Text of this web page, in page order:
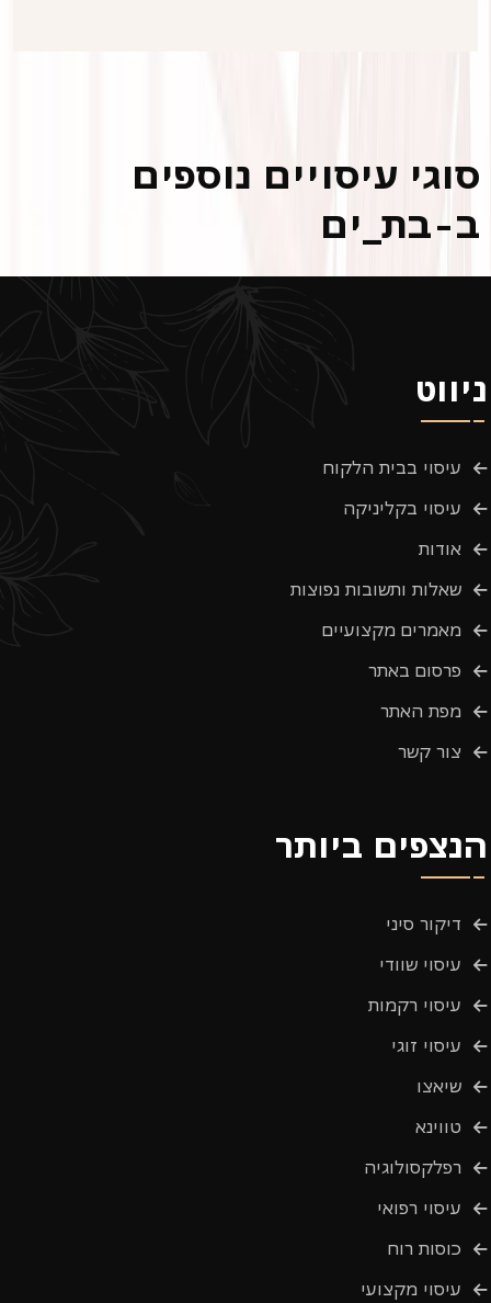
סוגי עיסויים נוספים
ב-בת_ים
ניווט
עיסוי בבית הלקוח
עיסוי בקליניקה
אודות
שאלות ותשובות נפוצות
מאמרים מקצועיים
פרסום באתר
מפת האתר
צור קשר
הנצפים ביותר
דיקור סיני
עיסוי שוודי
עיסוי רקמות
עיסוי זוגי
שיאצו
טווינא
רפלקסולוגיה
עיסוי רפואי
כוסות רוח
עיסוי מקצועי